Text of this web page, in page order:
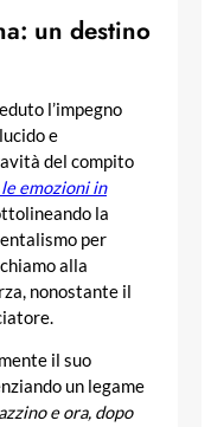
un destino
l’impegno
e
del compito
le emozioni in
la
per
alla
nonostante il
il suo
un legame
e ora, dopo